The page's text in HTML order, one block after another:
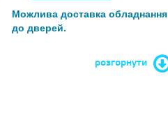
Можлива доставка обладнання
до дверей.
розгорнути